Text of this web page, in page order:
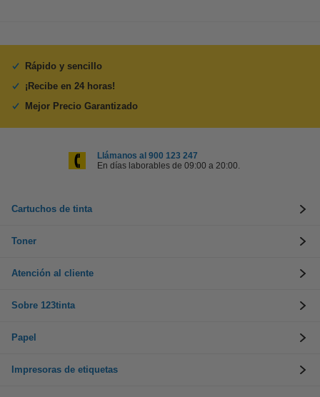
Rápido y sencillo
¡Recibe en 24 horas!
Mejor Precio Garantizado
Llámanos al 900 123 247
En días laborables de 09:00 a 20:00.
Cartuchos de tinta
Toner
Atención al cliente
Sobre 123tinta
Papel
Impresoras de etiquetas